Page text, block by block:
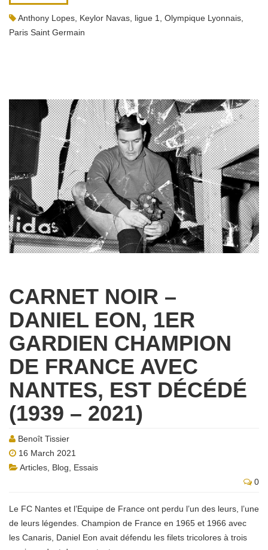
Anthony Lopes Keylor Navas ligue 1 Olympique Lyonnais
Paris Saint Germain
CARNET NOIR –
DANIEL EON, 1ER
GARDIEN CHAMPION
DE FRANCE AVEC
NANTES, EST DÉCÉDÉ
(1939 – 2021)
Benoît Tissier
16 March 2021
Articles Blog
Essais
0
Le FC Nantes et l’Equipe de France ont perdu l’un des leurs, l’une
de leurs légendes. Champion de France en 1965 et 1966 avec
les Canaris, Daniel Eon avait défendu les filets tricolores à trois